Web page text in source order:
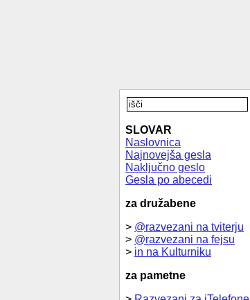
SLOVAR
Naslovnica
Najnovejša gesla
Naključno geslo
Gesla po abecedi
za družabene
> @razvezani na tviterju
> @razvezani na fejsu
> in na Kulturniku
za pametne